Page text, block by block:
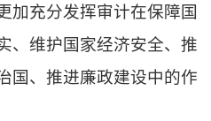
加充分发挥审计在保障国
、维护国家经济安全、推
国、推进廉政建设中的作